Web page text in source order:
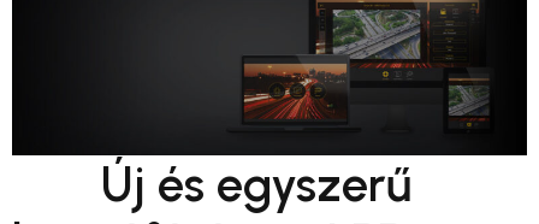
Új és egyszerű